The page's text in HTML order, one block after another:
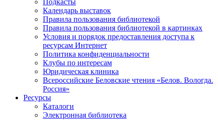
Подкасты
Календарь выставок
Правила пользования библиотекой
Правила пользования библиотекой в картинках
Условия и порядок предоставления доступа к
ресурсам Интернет
Политика конфиденциальности
Клубы по интересам
Юридическая клиника
Всероссийские Беловские чтения «Белов. Вологда.
Россия»
Ресурсы
Каталоги
Электронная библиотека